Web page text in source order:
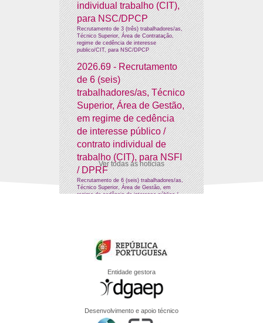
individual trabalho (CIT),
para NSC/DPCP
Recrutamento de 3 (três) trabalhadores/as,
Técnico Superior, Área de Contratação,
regime de cedência de interesse
publico/CIT, para NSC/DPCP
2026.69 - Recrutamento
de 6 (seis)
trabalhadores/as, Técnico
Superior, Área de Gestão,
em regime de cedência
de interesse público /
contrato individual de
trabalho (CIT), para NSFI
/ DPRF
Recrutamento de 6 (seis) trabalhadores/as,
Técnico Superior, Área de Gestão, em
regime de cedência de interesse público /
Ver todas as notícias
Entidade gestora
Desenvolvimento e apoio técnico